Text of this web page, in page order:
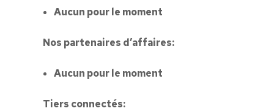
Aucun pour le moment
Nos partenaires d’affaires:
Aucun pour le moment
Tiers connectés: